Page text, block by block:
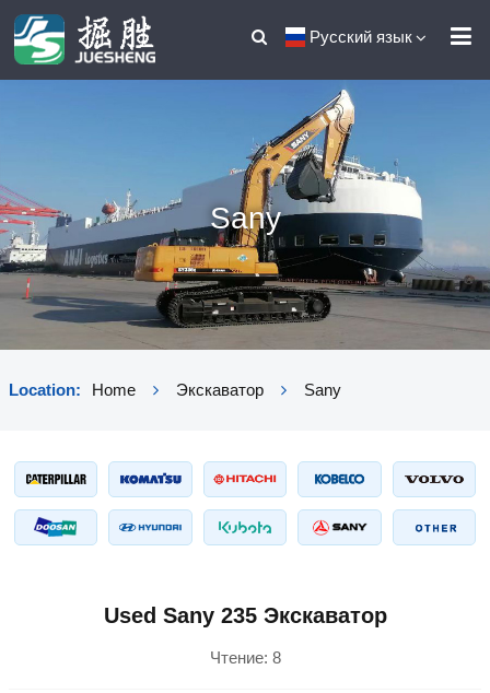
Русский язык
Sany
Location: Home Экскаватор Sany
Used Sany 235 Экскаватор
Чтение: 8